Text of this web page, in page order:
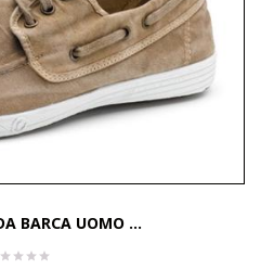
BARCA UOMO ...